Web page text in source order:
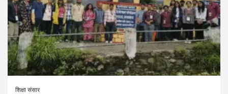
शिक्षा संसार